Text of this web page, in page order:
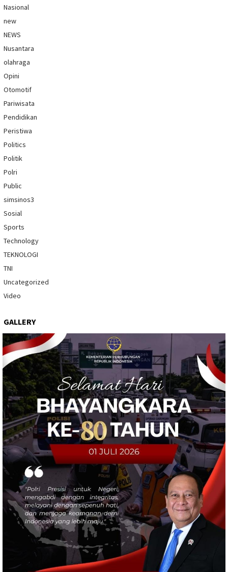
Nasional
new
NEWS
Nusantara
olahraga
Opini
Otomotif
Pariwisata
Pendidikan
Peristiwa
Politics
Politik
Polri
Public
simsinos3
Sosial
Sports
Technology
TEKNOLOGI
TNI
Uncategorized
Video
GALLERY